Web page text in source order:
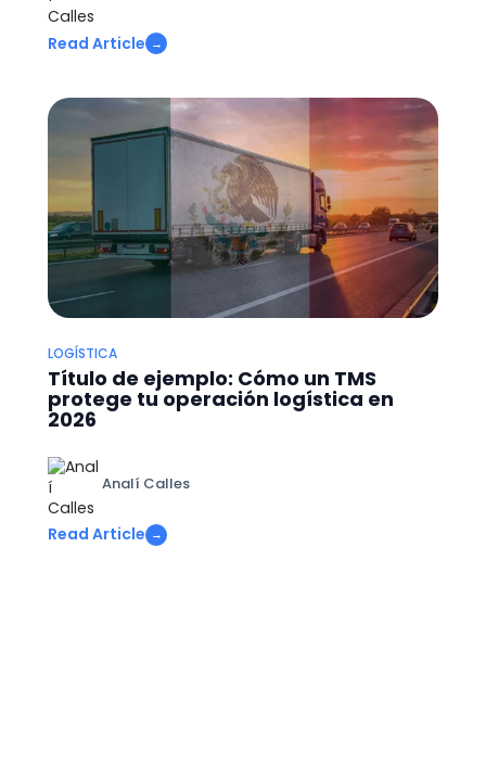
Read Article →
LOGÍSTICA
Título de ejemplo: Cómo un TMS
protege tu operación logística en
2026
Analí Calles
Read Article →